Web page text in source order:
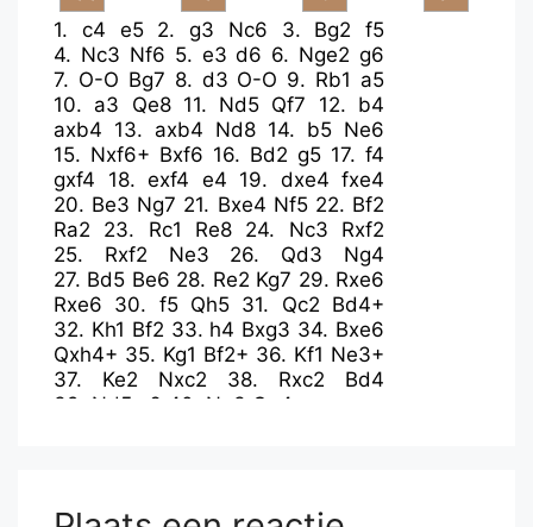
1. c4 e5 2. g3 Nc6 3. Bg2
f5
4. Nc3 Nf6 5. e3 d6 6. Nge2 g6
7. O-O Bg7 8. d3 O-O 9. Rb1 a5
10. a3 Qe8 11. Nd5 Qf7 12. b4
axb4 13. axb4 Nd8 14. b5 Ne6
15. Nxf6+ Bxf6 16. Bd2 g5 17. f4
gxf4
18. exf4 e4 19. dxe4 fxe4
20. Be3 Ng7 21. Bxe4 Nf5 22. Bf2
Ra2
23. Rc1 Re8 24. Nc3
Rxf2
25. Rxf2 Ne3 26. Qd3
Ng4
27. Bd5 Be6 28. Re2 Kg7 29. Rxe6
Rxe6 30. f5 Qh5 31. Qc2 Bd4+
32. Kh1 Bf2 33. h4 Bxg3 34. Bxe6
Qxh4+ 35. Kg1 Bf2+ 36. Kf1 Ne3+
37. Ke2 Nxc2 38. Rxc2
Bd4
39. Nd5 c6 40. Ne3 Qe4